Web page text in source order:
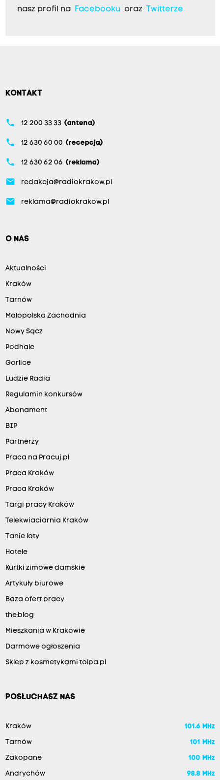
nasz profil na
Facebookuoraz Twitterze
KONTAKT
phone 12 200 33 33 (antena)
phone 12 630 60 00 (recepcja)
phone 12 630 62 06 (reklama)
email redakcja@radiokrakow.pl
email reklama@radiokrakow.pl
O NAS
Aktualności
Kraków
Tarnów
Małopolska Zachodnia
Nowy Sącz
Podhale
Gorlice
Ludzie Radia
Regulamin konkursów
Abonament
BIP
Partnerzy
Praca na Pracuj.pl
Praca Kraków
Praca Kraków
Targi pracy Kraków
Telekwiaciarnia Kraków
Tanie loty
Hotele
Kurtki zimowe damskie
Artykuły biurowe
Baza ofert pracy
the:blog
Mieszkania w Krakowie
Darmowe ogłoszenia
Sklep z kosmetykami tolpa.pl
POSŁUCHASZ NAS
Kraków 101.6 MHz
Tarnów 101 MHz
Zakopane 100 MHz
Andrychów 98.8 MHz